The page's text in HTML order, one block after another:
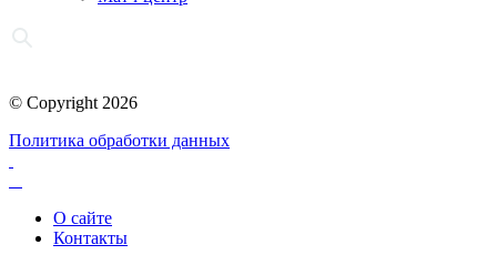
© Copyright 2026
Политика обработки данных
О сайте
Контакты